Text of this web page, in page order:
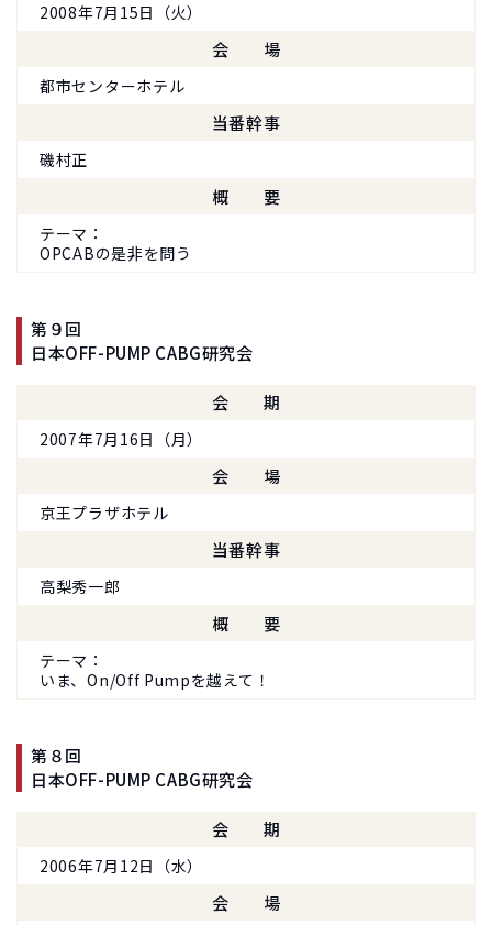
2008年7月15日（火）
会場
都市センターホテル
当番幹事
磯村正
概要
テーマ
OPCABの是非を問う
第９回
日本OFF-PUMP CABG研究会
会期
2007年7月16日（月）
会場
京王プラザホテル
当番幹事
高梨秀一郎
概要
テーマ
いま、On/Off Pumpを越えて！
第８回
日本OFF-PUMP CABG研究会
会期
2006年7月12日（水）
会場